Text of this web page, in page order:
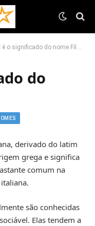
o significado do nome Filippo
do
derivado do latim
grega e significa
comum na
são conhecidas
Elas tendem a